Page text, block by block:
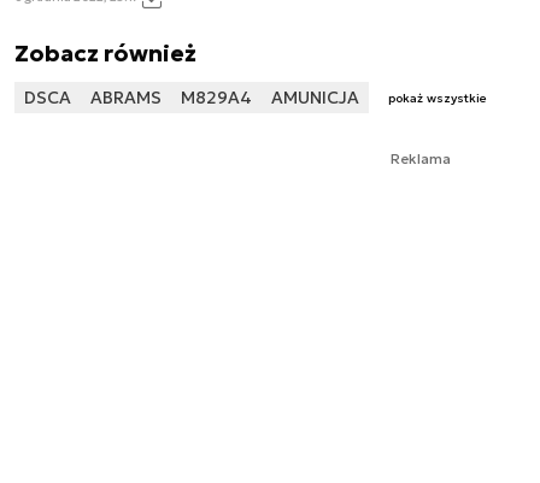
Zobacz również
DSCA ABRAMS M829A4 AMUNICJA pokaż wszystkie
Reklama